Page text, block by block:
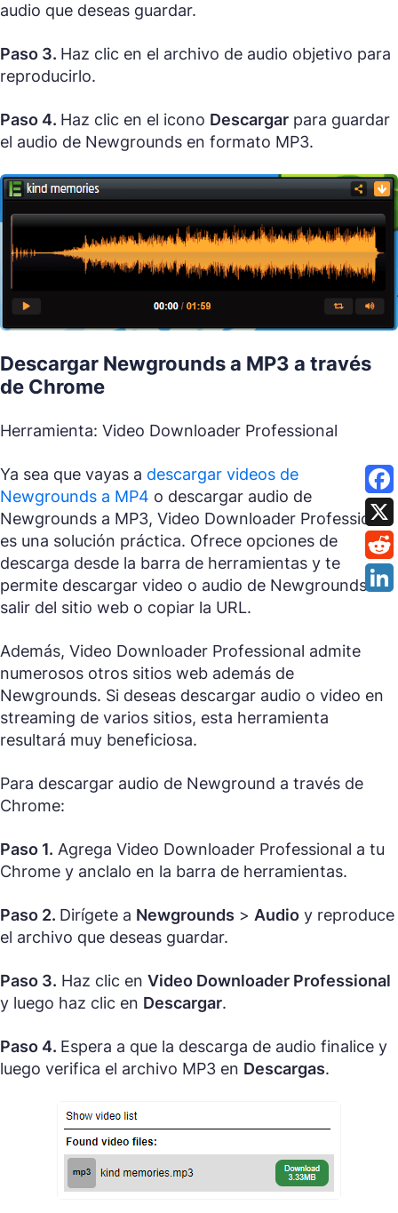
audio que deseas guardar.
Paso 3. Haz clic en el archivo de audio objetivo para
reproducirlo.
Paso 4. Haz clic en el icono Descargar para guardar
el audio de Newgrounds en formato MP3.
Descargar Newgrounds a MP3 a través
de Chrome
Herramienta: Video Downloader Professional
Ya sea que vayas a descargar videos de
Newgrounds a MP4 o descargar audio de
Newgrounds a MP3, Video Downloader Professional
es una solución práctica. Ofrece opciones de
descarga desde la barra de herramientas y te
permite descargar video o audio de Newgrounds sin
salir del sitio web o copiar la URL.
Además, Video Downloader Professional admite
numerosos otros sitios web además de
Newgrounds. Si deseas descargar audio o video en
streaming de varios sitios, esta herramienta
resultará muy beneficiosa.
Para descargar audio de Newground a través de
Chrome:
Paso 1. Agrega Video Downloader Professional a tu
Chrome y anclalo en la barra de herramientas.
Paso 2. Dirígete a Newgrounds > Audio y reproduce
el archivo que deseas guardar.
Paso 3. Haz clic en Video Downloader Professional
y luego haz clic en Descargar.
Paso 4. Espera a que la descarga de audio finalice y
luego verifica el archivo MP3 en Descargas.